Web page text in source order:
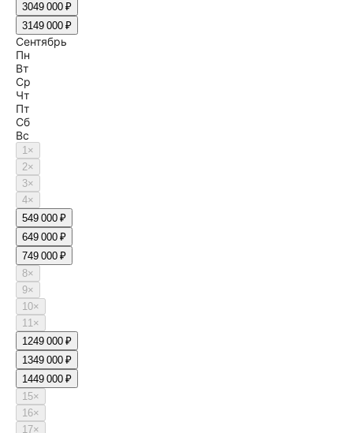
3049 000 ₽
3149 000 ₽
Сентябрь
Пн
Вт
Ср
Чт
Пт
Сб
Вс
1×
2×
3×
4×
549 000 ₽
649 000 ₽
749 000 ₽
8×
9×
10×
11×
1249 000 ₽
1349 000 ₽
1449 000 ₽
15×
16×
17×